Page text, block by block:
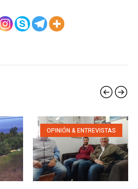
OPINIÓN & ENTREVISTAS